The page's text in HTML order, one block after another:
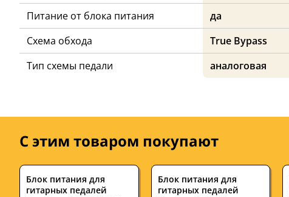
Питание от блока питания
да
Схема обхода
True Bypass
Тип схемы педали
аналоговая
С этим товаром покупают
Блок питания для
гитарных педалей
Блок питания для
гитарных педалей